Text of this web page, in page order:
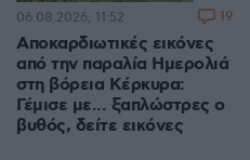
Αποκαρδιωτικές εικόνες
από την παραλία Ημερολιά
στη βόρεια Κέρκυρα:
Γέμισε με... ξαπλώστρες ο
βυθός, δείτε εικόνες
06.08.2026, 11:52 19